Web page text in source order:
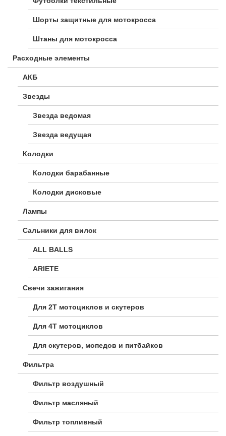
Шорты защитные для мотокросса
Штаны для мотокросса
Расходные элементы
АКБ
Звезды
Звезда ведомая
Звезда ведущая
Колодки
Колодки барабанные
Колодки дисковые
Лампы
Сальники для вилок
ALL BALLS
ARIETE
Свечи зажигания
Для 2Т мотоциклов и скутеров
Для 4Т мотоциклов
Для скутеров, мопедов и питбайков
Фильтра
Фильтр воздушный
Фильтр масляный
Фильтр топливный